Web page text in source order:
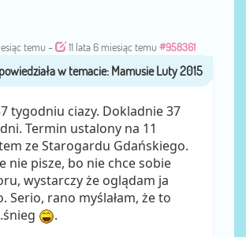
temu - 11 lata 6 miesiąc temu #958361
przezagatka_laa
tygodniu ciazy. Dokladnie 37
Termin ustalony na 11
ze Starogardu Gdańskiego.
nie pisze, bo nie chce sobie
wystarczy że oglądam ja
Serio, rano myślałam, że to
.